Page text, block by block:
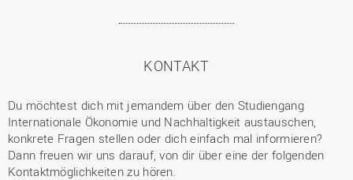
KONTAKT
Du möchtest dich mit jemandem über den Studiengang
Internationale Ökonomie und Nachhaltigkeit austauschen,
konkrete Fragen stellen oder dich einfach mal informieren?
Dann freuen wir uns darauf, von dir über eine der folgenden
Kontaktmöglichkeiten zu hören.